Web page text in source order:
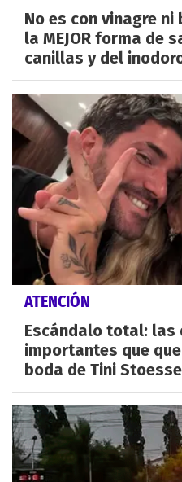
No es con vinagre
la MEJOR forma de
canillas y del
ATENCIÓN
Escándalo total: las
importantes que
boda de Tini